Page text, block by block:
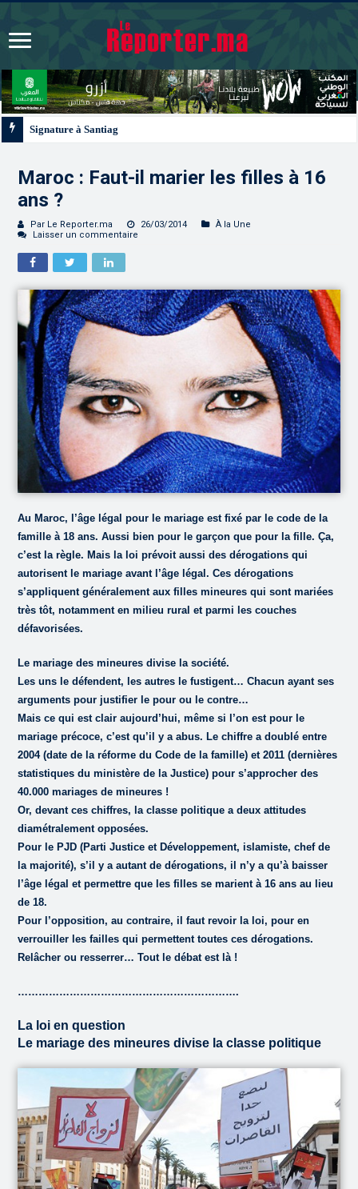
Maroc : Faut-il marier les filles à 16
ans ?
Par Le Reporter.ma 26/03/2014
À la Une
Laisser un commentaire
Au Maroc, l’âge légal pour le mariage est fixé par le code de la
famille à 18 ans. Aussi bien pour le garçon que pour la fille. Ça,
c’est la règle. Mais la loi prévoit aussi des dérogations qui
autorisent le mariage avant l’âge légal. Ces dérogations
s’appliquent généralement aux filles mineures qui sont mariées
très tôt, notamment en milieu rural et parmi les couches
défavorisées.
Le mariage des mineures divise la société.
Les uns le défendent, les autres le fustigent… Chacun ayant ses
arguments pour justifier le pour ou le contre…
Mais ce qui est clair aujourd’hui, même si l’on est pour le
mariage précoce, c’est qu’il y a abus. Le chiffre a doublé entre
2004 (date de la réforme du Code de la famille) et 2011 (dernières
statistiques du ministère de la Justice) pour s’approcher des
40.000 mariages de mineures !
Or, devant ces chiffres, la classe politique a deux attitudes
diamétralement opposées.
Pour le PJD (Parti Justice et Développement, islamiste, chef de
la majorité), s’il y a autant de dérogations, il n’y a qu’à baisser
l’âge légal et permettre que les filles se marient à 16 ans au lieu
de 18.
Pour l’opposition, au contraire, il faut revoir la loi, pour en
verrouiller les failles qui permettent toutes ces dérogations.
Relâcher ou resserrer… Tout le débat est là !
……………………………………………………….
La loi en question
Le mariage des mineures divise la classe politique